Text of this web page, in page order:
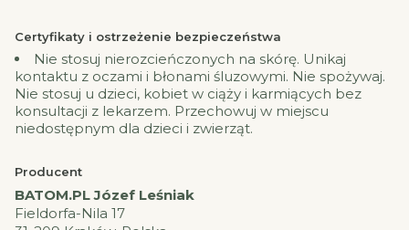
Certyfikaty i ostrzeżenie bezpieczeństwa
Nie stosuj nierozcieńczonych na skórę. Unikaj
kontaktu z oczami i błonami śluzowymi. Nie spożywaj.
Nie stosuj u dzieci, kobiet w ciąży i karmiących bez
konsultacji z lekarzem. Przechowuj w miejscu
niedostępnym dla dzieci i zwierząt.
Producent
BATOM.PL Józef Leśniak
Fieldorfa-Nila 17